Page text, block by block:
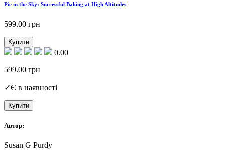
Pie in the Sky: Successful Baking at High Altitudes
599.00 грн
Купити
0.00
599.00 грн
✓Є в наявності
Купити
Автор:
Susan G Purdy